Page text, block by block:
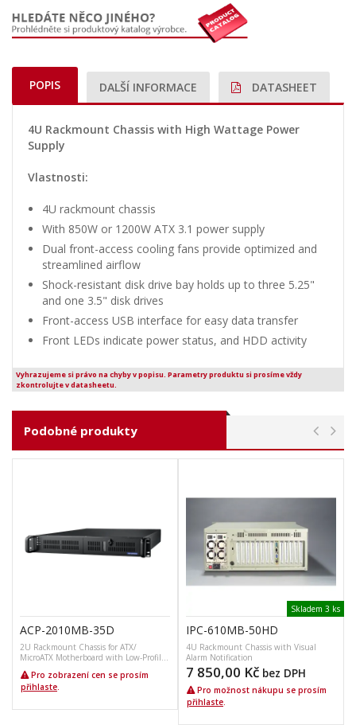
POPIS DALŠÍ INFORMACE DATASHEET
4U Rackmount Chassis with High Wattage Power
Supply
Vlastnosti:
4U rackmount chassis
With 850W or 1200W ATX 3.1 power supply
Dual front-access cooling fans provide optimized and
streamlined airflow
Shock-resistant disk drive bay holds up to three 5.25"
and one 3.5" disk drives
Front-access USB interface for easy data transfer
Front LEDs indicate power status, and HDD activity
Vyhrazujeme si právo na chyby v popisu. Parametry produktu si prosíme vždy
zkontrolujte v datasheetu.
Podobné produkty
ACP-2010MB-35D
2U Rackmount Chassis for ATX/
MicroATX Motherboard with Low-Profile
Rear…
Pro zobrazení cen se prosím
přihlaste.
Skladem 3 ks
IPC-610MB-50HD
4U Rackmount Chassis with Visual
Alarm Notification
7 850,00 Kč bez DPH
Pro možnost nákupu se prosím
přihlaste.